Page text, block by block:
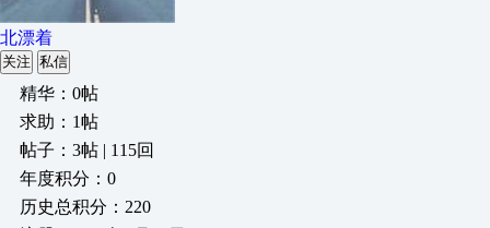
北漂着
关注 私信
精华：0帖
求助：1帖
帖子：3帖 | 115回
年度积分：0
历史总积分：220